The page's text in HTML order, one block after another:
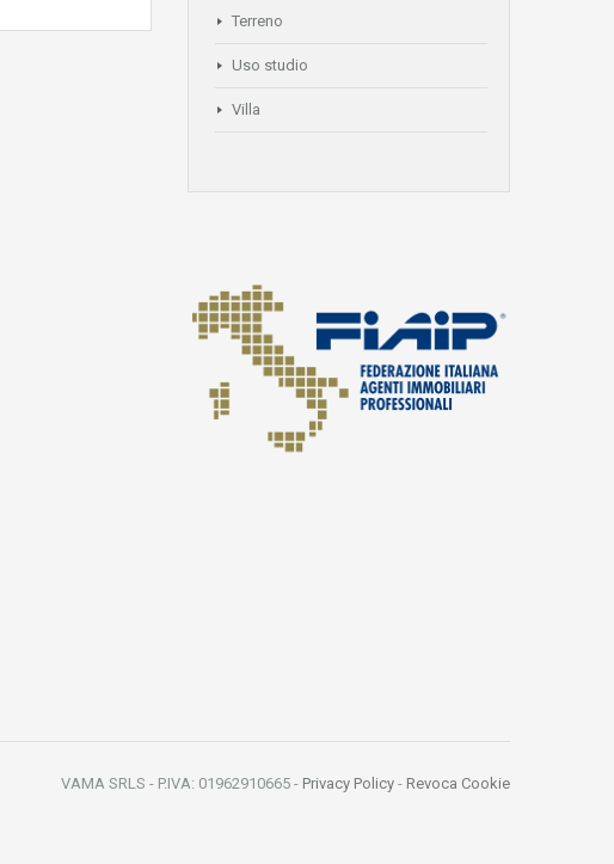
Terreno
Uso studio
Villa
VAMA SRLS - P.IVA: 01962910665 - Privacy Policy - Revoca Cookie